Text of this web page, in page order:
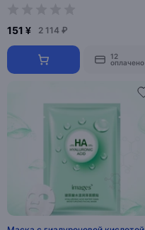
151 ¥ 2 114 ₽
12
оплачено